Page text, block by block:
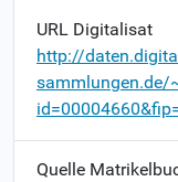
URL Digitalisat
http://
Quelle